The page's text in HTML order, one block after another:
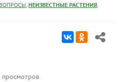
ВОПРОСЫ, НЕИЗВЕСТНЫЕ РАСТЕНИЯ,
просмотров